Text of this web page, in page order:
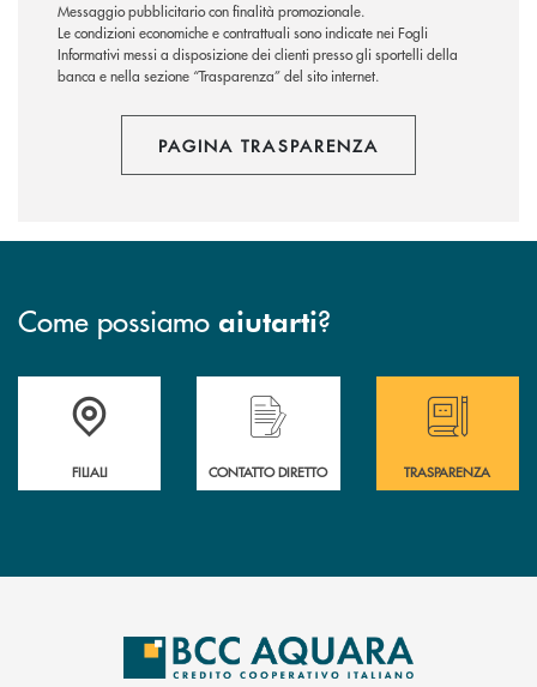
Messaggio pubblicitario con finalità promozionale.
Le condizioni economiche e contrattuali sono indicate nei Fogli
Informativi messi a disposizione dei clienti presso gli sportelli della
banca e nella sezione “Trasparenza” del sito internet.
PAGINA TRASPARENZA
Come possiamo aiutarti?
Trova la filiale più vicina a te
FILIALI
Hai bisogno di assistenza immediata ?
CONTATTO DIRETTO
Hai bisogno di
TRASPARENZA